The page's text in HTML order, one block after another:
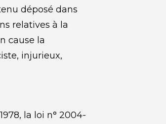
déposé dans
relatives à la
cause la
injurieux,
la loi n° 2004-